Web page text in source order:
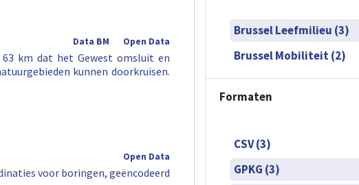
Open Data
Data BM
km dat het Gewest omsluit en
kunnen doorkruisen.
Open Data
voor boringen, geëncodeerd
Brussel Leefmilieu (3)
Brussel Mobiliteit (2)
Formaten
CSV (3)
GPKG (3)